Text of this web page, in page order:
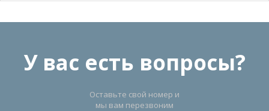
У вас есть вопросы?
Оставьте свой номер и
мы вам перезвоним